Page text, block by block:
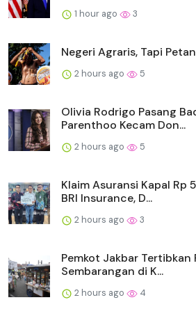
1 hour ago 3
Negeri Agraris, Tapi
2 hours ago 5
Olivia Rodrigo Pasang
Parenthoo Kecam Don...
2 hours ago 5
Klaim Asuransi Kapal Rp
BRI Insurance, D...
2 hours ago 3
Pemkot Jakbar Tertibkan
Sembarangan di K...
2 hours ago 4